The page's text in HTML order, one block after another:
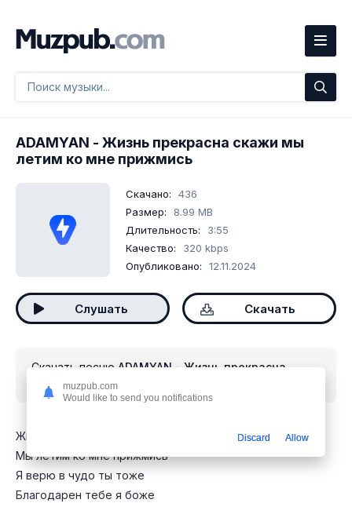
ADAMYAN - Жизнь прекрасна скажи мы
летим ко мне прижмись
Скачано:
436
Размер:
8.99 MB
Длительность:
3:55
Качество:
320 kbps
Опубликовано:
12.11.2024
Слушать Скачать
Скачать песню ADAMYAN - Жизнь прекрасна
скажи мы летим ко мне прижмись
Жизнь прекрасна скажи
Мы летим ко мне прижмись
Я верю в чудо ты тоже
Благодарен тебе я боже
muzpub.com
Would like to send you notifications
Discard Allow